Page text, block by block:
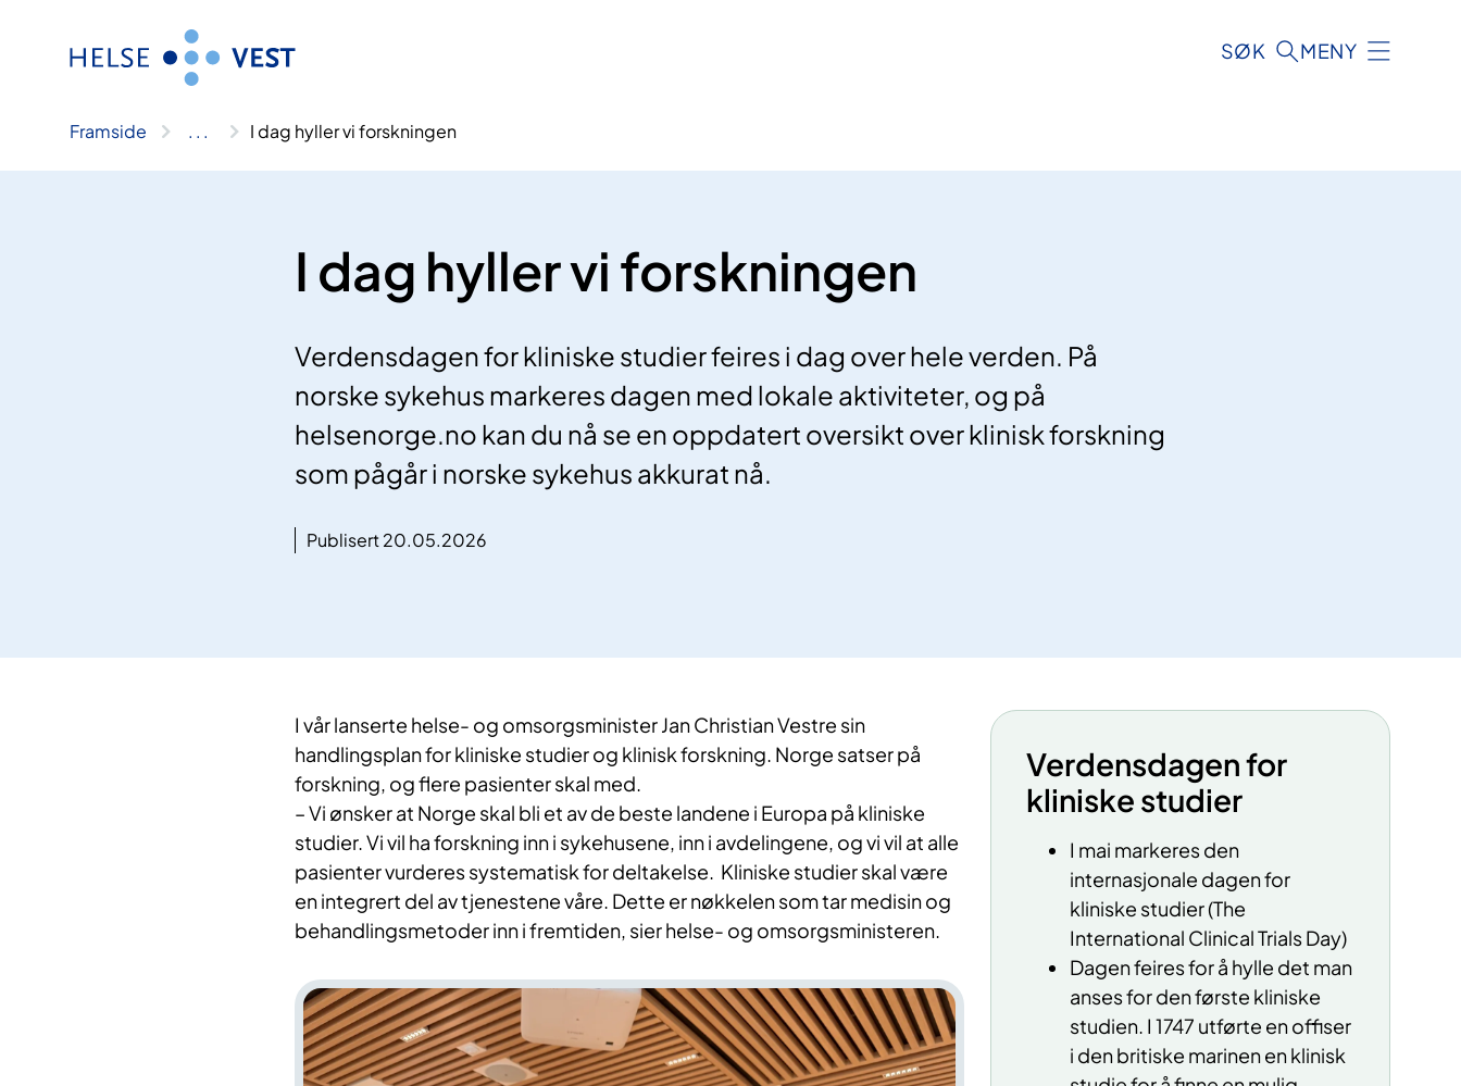
SØK MENY
Framside .. . I dag hyller vi forskningen
I dag hyller vi forskningen
Verdensdagen for kliniske studier feires i dag over hele verden. På
norske sykehus markeres dagen med lokale aktiviteter, og på
helsenorge.no kan du nå se en oppdatert oversikt over klinisk forskning
som pågår i norske sykehus akkurat nå.
Publisert 20.05.2026
I vår lanserte helse- og omsorgsminister Jan Christian Vestre sin
handlingsplan for kliniske studier og klinisk forskning. Norge satser på
forskning, og flere pasienter skal med.
– Vi ønsker at Norge skal bli et av de beste landene i Europa på kliniske
studier. Vi vil ha forskning inn i sykehusene, inn i avdelingene, og vi vil at alle
pasienter vurderes systematisk for deltakelse. Kliniske studier skal være
en integrert del av tjenestene våre. Dette er nøkkelen som tar medisin og
behandlingsmetoder inn i fremtiden, sier helse- og omsorgsministeren.
Verdensdagen for
kliniske studier
I mai markeres den
internasjonale dagen for
kliniske studier (The
International Clinical Trials Day)
Dagen feires for å hylle det man
anses for den første kliniske
studien. I 1747 utførte en offiser
i den britiske marinen en klinisk